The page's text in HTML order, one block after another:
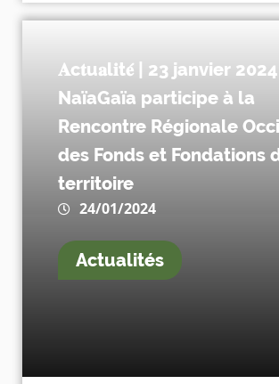
𝐀c𝐭u𝐚l𝐢t𝐞́ | 23 janvier 2024 |
NaïaGaïa participe à la
Rencontre Régionale
des Fonds et Fondations
territoire
24/01/2024
Actualités